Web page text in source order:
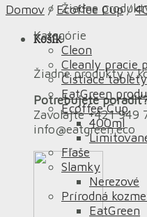
Žiadne
Košík
Žiadne produkty v
Potrebujete
Zavolajte +421 949
info@eatgreen.eco
Domov / Ecoffee Cup /
Kategórie
Cleon
Cleanly pracie
Čistiace tablety
EatGreen
Ecoffee Cup
400ml
Fľaše
Slamky
Nerezové
Prírodná
EatGreen